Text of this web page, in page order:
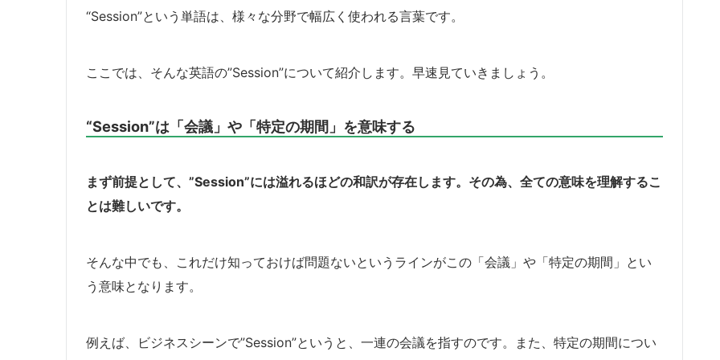
“Session”という単語は、様々な分野で幅広く使われる言葉です。
ここでは、そんな英語の”Session”について紹介します。早速見ていきましょう。
“Session”は「会議」や「特定の期間」を意味する
まず前提として、”Session”には溢れるほどの和訳が存在します。その為、全ての意味を理解するこ
とは難しいです。
そんな中でも、これだけ知っておけば問題ないというラインがこの「会議」や「特定の期間」とい
う意味となります。
例えば、ビジネスシーンで”Session”というと、一連の会議を指すのです。また、特定の期間につい